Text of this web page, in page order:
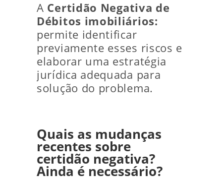
A Certidão Negativa de
Débitos imobiliários:
permite identificar
previamente esses riscos e
elaborar uma estratégia
jurídica adequada para
solução do problema.
Quais as mudanças
recentes sobre
certidão negativa?
Ainda é necessário?